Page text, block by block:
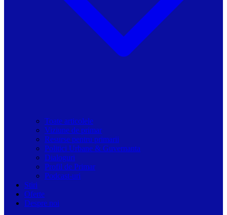
Toate articolele
Viziune de primar
Resurse pentru primarii
Politici Urbane & Guvernanta
Dialoguri
Profil de Primar
Podcast-uri
Stiri
Oferte
Despre noi